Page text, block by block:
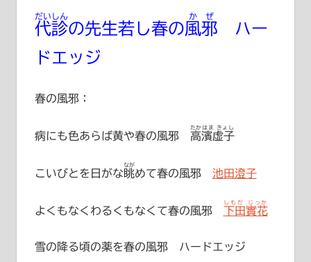
代診
だいしん
の先生若し春の風邪
かぜ
ハー
ドエッジ
春の風邪：
病にも色あらば黄や春の風邪 高濱虚子
たかはま きょし
こいびとを日がな眺
なが
めて春の風邪 池田澄子
よくもなくわるくもなくて春の風邪 下田實花
しもだ じっか
雪の降る頃の薬を春の風邪 ハードエッジ